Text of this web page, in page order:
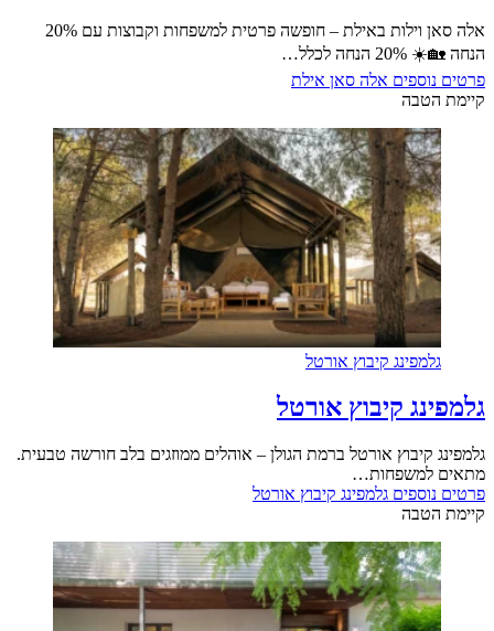
אלה סאן וילות באילת – חופשה פרטית למשפחות וקבוצות עם 20%
הנחה 🏡☀️ 20% הנחה לכלל…
פרטים נוספים אלה סאן אילת
קיימת הטבה
גלמפינג קיבוץ אורטל
גלמפינג קיבוץ אורטל
גלמפינג קיבוץ אורטל ברמת הגולן – אוהלים ממוזגים בלב חורשה טבעית.
מתאים למשפחות…
פרטים נוספים גלמפינג קיבוץ אורטל
קיימת הטבה